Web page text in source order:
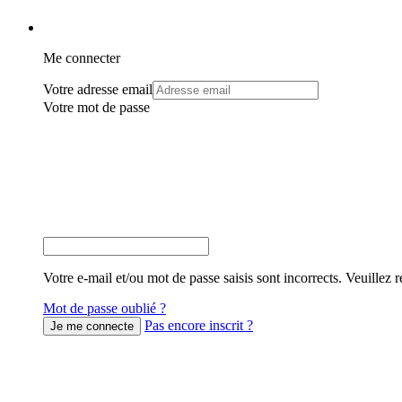
Me connecter
Votre adresse email
Votre mot de passe
Votre e-mail et/ou mot de passe saisis sont incorrects. Veuillez
Mot de passe oublié ?
Pas encore inscrit ?